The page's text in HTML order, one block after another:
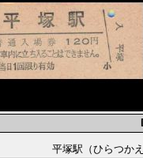
平塚駅（ひらつ